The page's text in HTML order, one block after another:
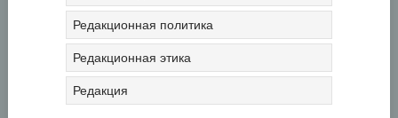
Редакционная политика
Редакционная этика
Редакция